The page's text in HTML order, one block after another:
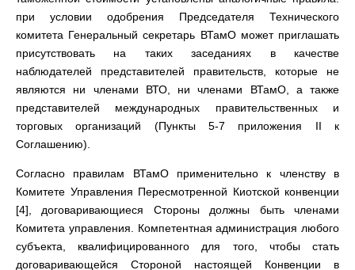
при условии одобрения Председателя Технического
комитета Генеральный секретарь ВТамО может приглашать
присутствовать на таких заседаниях в качестве
наблюдателей представителей правительств, которые не
являются ни членами ВТО, ни членами ВТамО, а также
представителей международных правительственных и
торговых организаций (Пункты 5-7 приложения II к
Соглашению).
Согласно правилам ВТамО применительно к членству в
Комитете Управления Пересмотренной Киотской конвенции
[4], договаривающиеся Стороны должны быть членами
Комитета управления. Компетентная администрация любого
субъекта, квалифицированного для того, чтобы стать
договаривающейся Стороной настоящей Конвенции в